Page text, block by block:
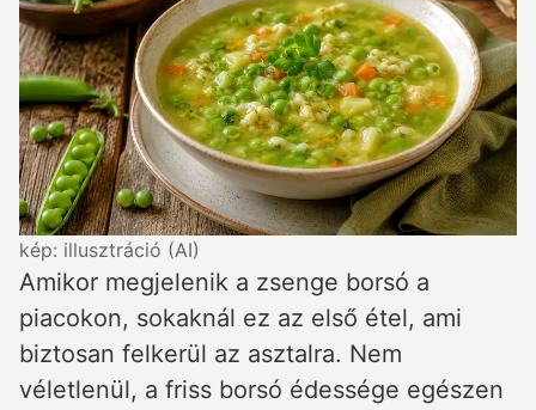
kép: illusztráció (AI)
Amikor megjelenik a zsenge borsó a
piacokon, sokaknál ez az első étel, ami
biztosan felkerül az asztalra. Nem
véletlenül, a friss borsó édessége egészen